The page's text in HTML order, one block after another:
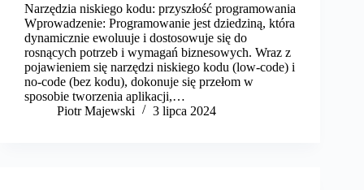
Narzędzia niskiego kodu: przyszłość programowania
Wprowadzenie: Programowanie jest dziedziną, która
dynamicznie ewoluuje i dostosowuje się do
rosnących potrzeb i wymagań biznesowych. Wraz z
pojawieniem się narzędzi niskiego kodu (low-code) i
no-code (bez kodu), dokonuje się przełom w
sposobie tworzenia aplikacji,…
​Piotr Majewski
3 lipca 2024